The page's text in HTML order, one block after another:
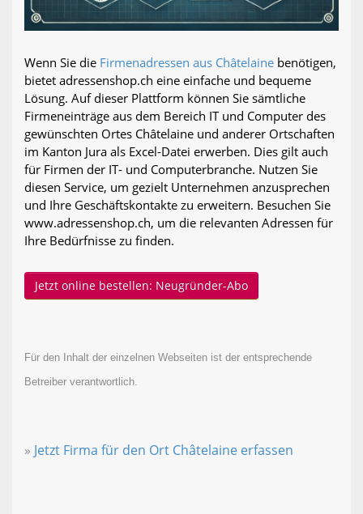
Wenn Sie die Firmenadressen aus Châtelaine benötigen,
bietet adressenshop.ch eine einfache und bequeme
Lösung. Auf dieser Plattform können Sie sämtliche
Firmeneinträge aus dem Bereich IT und Computer des
gewünschten Ortes Châtelaine und anderer Ortschaften
im Kanton Jura als Excel-Datei erwerben. Dies gilt auch
für Firmen der IT- und Computerbranche. Nutzen Sie
diesen Service, um gezielt Unternehmen anzusprechen
und Ihre Geschäftskontakte zu erweitern. Besuchen Sie
www.adressenshop.ch, um die relevanten Adressen für
Ihre Bedürfnisse zu finden.
Jetzt online bestellen: Neugründer-Abo
Für den Inhalt der einzelnen Webseiten ist der entsprechende
Betreiber verantwortlich.
» Jetzt Firma für den Ort Châtelaine erfassen